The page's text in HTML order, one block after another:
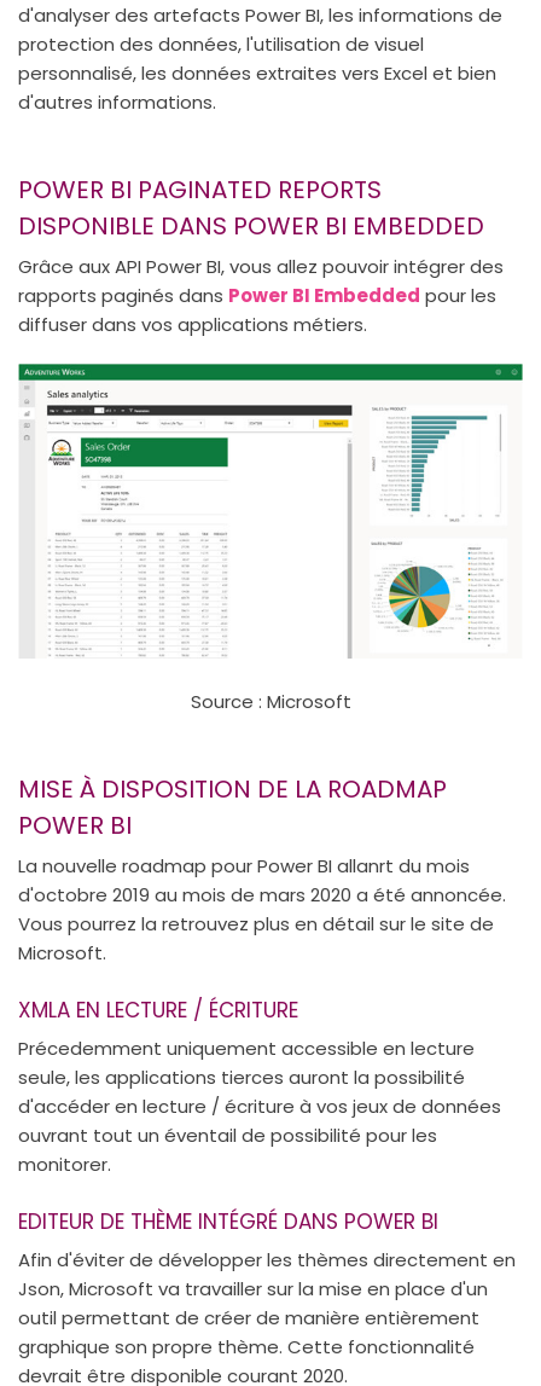
d'analyser des artefacts Power BI, les informations de
protection des données, l'utilisation de visuel
personnalisé, les données extraites vers Excel et bien
d'autres informations.
POWER BI PAGINATED REPORTS
DISPONIBLE DANS POWER BI EMBEDDED
Grâce aux API Power BI, vous allez pouvoir intégrer des
rapports paginés dans Power BI Embedded pour les
diffuser dans vos applications métiers.
Source : Microsoft
MISE À DISPOSITION DE LA ROADMAP
POWER BI
La nouvelle roadmap pour Power BI allanrt du mois
d'octobre 2019 au mois de mars 2020 a été annoncée.
Vous pourrez la retrouvez plus en détail sur le site de
Microsoft.
XMLA EN LECTURE / ÉCRITURE
Précedemment uniquement accessible en lecture
seule, les applications tierces auront la possibilité
d'accéder en lecture / écriture à vos jeux de données
ouvrant tout un éventail de possibilité pour les
monitorer.
EDITEUR DE THÈME INTÉGRÉ DANS POWER BI
Afin d'éviter de développer les thèmes directement en
Json, Microsoft va travailler sur la mise en place d'un
outil permettant de créer de manière entièrement
graphique son propre thème. Cette fonctionnalité
devrait être disponible courant 2020.